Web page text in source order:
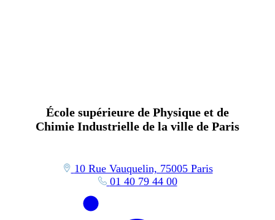
École supérieure de Physique et de
Chimie Industrielle de la ville de Paris
10 Rue Vauquelin, 75005 Paris
01 40 79 44 00